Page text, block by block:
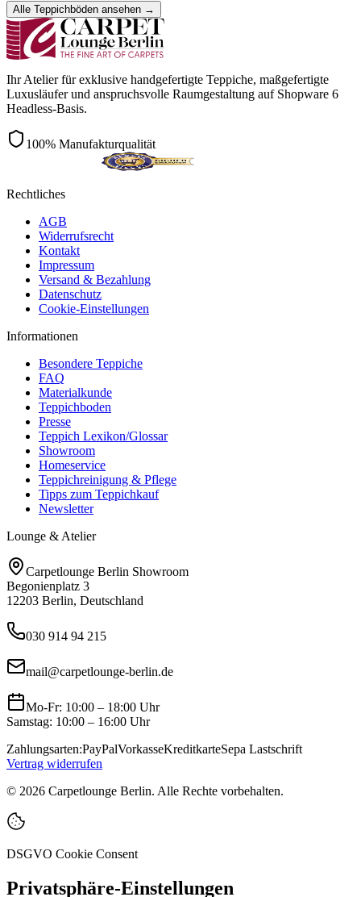
Alle Teppichböden ansehen →
Ihr Atelier für exklusive handgefertigte Teppiche, maßgefertigte
Luxusläufer und anspruchsvolle Raumgestaltung auf Shopware 6
Headless-Basis.
100% Manufakturqualität
Rechtliches
AGB
Widerrufsrecht
Kontakt
Impressum
Versand & Bezahlung
Datenschutz
Cookie-Einstellungen
Informationen
Besondere Teppiche
FAQ
Materialkunde
Teppichboden
Presse
Teppich Lexikon/Glossar
Showroom
Homeservice
Teppichreinigung & Pflege
Tipps zum Teppichkauf
Newsletter
Lounge & Atelier
Carpetlounge Berlin Showroom
Begonienplatz 3
12203 Berlin, Deutschland
030 914 94 215
mail@carpetlounge-berlin.de
Mo-Fr: 10:00 – 18:00 Uhr
Samstag: 10:00 – 16:00 Uhr
Zahlungsarten:PayPalVorkasseKreditkarteSepa Lastschrift
Vertrag widerrufen
© 2026 Carpetlounge Berlin. Alle Rechte vorbehalten.
DSGVO Cookie Consent
Privatsphäre-Einstellungen